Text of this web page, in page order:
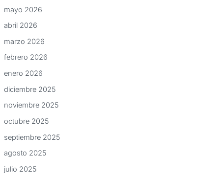
mayo 2026
abril 2026
marzo 2026
febrero 2026
enero 2026
diciembre 2025
noviembre 2025
octubre 2025
septiembre 2025
agosto 2025
julio 2025